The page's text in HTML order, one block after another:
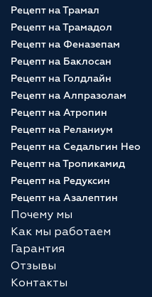
Рецепт на Трамал
Рецепт на Трамадол
Рецепт на Феназепам
Рецепт на Баклосан
Рецепт на Голдлайн
Рецепт на Алпразолам
Рецепт на Атропин
Рецепт на Реланиум
Рецепт на Седальгин Нео
Рецепт на Тропикамид
Рецепт на Редуксин
Рецепт на Азалептин
Почему мы
Как мы работаем
Гарантия
Отзывы
Контакты